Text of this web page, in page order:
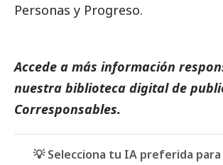
Personas y Progreso.
Accede a más información
nuestra biblioteca digital de
Corresponsables.
💡 Selecciona tu IA preferida